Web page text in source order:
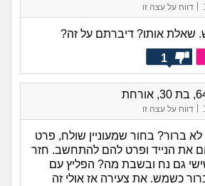
דווח על עצה זו
שאלת אותו? דיברתם על זה?
1
| דווח על עצה זו
ברור? בחור שמעוניין שולח, פרט
את הנייד ופרט להם להתחשב. חזר
גם נח ובשבת מה? הפליץ עם
כשמש. את צעירה אז אולי זה